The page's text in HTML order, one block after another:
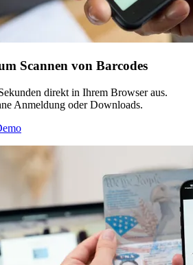
Scannen von Barcodes
direkt in Ihrem Browser aus.
Anmeldung oder Downloads.